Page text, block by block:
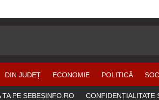
DIN JUDEȚ ECONOMIE POLITICĂ
TA PE SEBEȘINFO.RO CONFIDENȚIALITATE